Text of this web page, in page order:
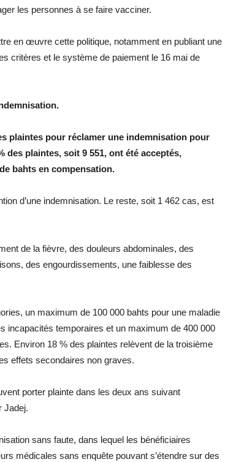
les personnes à se faire vacciner.
en œuvre cette politique, notamment en publiant une
critères et le système de paiement le 16 mai de
plaintes pour réclamer une indemnisation pour
des plaintes, soit 9 551, ont été acceptés,
bahts en compensation.
d’une indemnisation. Le reste, soit 1 462 cas, est
de la fièvre, des douleurs abdominales, des
des engourdissements, une faiblesse des
un maximum de 100 000 bahts pour une maladie
incapacités temporaires et un maximum de 400 000
Environ 18 % des plaintes relèvent de la troisième
effets secondaires non graves.
porter plainte dans les deux ans suivant
Jadej.
sans faute, dans lequel les bénéficiaires
médicales sans enquête pouvant s’étendre sur des